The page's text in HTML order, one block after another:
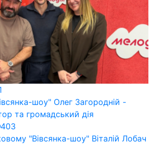
шоу" Олег Загородній -
та громадський дія
403
"Вівсянка-шоу" Віталій Лобач